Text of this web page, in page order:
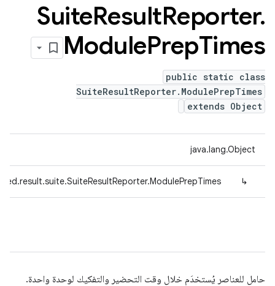
SuiteResultReporter.
ModulePrepTimes
public static class
SuiteResultReporter.ModulePrepTimes
extends Object
java.lang.Object
↳
حامل للعناصر يُستخدَم خلال وقت التحضير والتفكيك لوحدة واحدة.